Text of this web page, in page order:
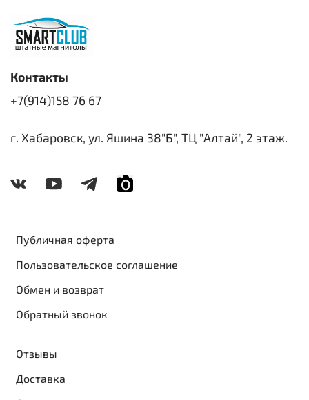
Публичная оферта
Пользовательское соглашение
Обмен и возврат
Обратный звонок
Отзывы
Доставка
Контакты
+7(914)158 76 67
г. Хабаровск, ул. Яшина 38"Б", ТЦ "Алтай", 2 этаж.